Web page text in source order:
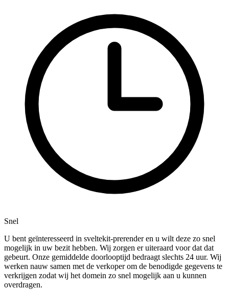
Snel
U bent geïnteresseerd in sveltekit-prerender en u wilt deze zo snel
mogelijk in uw bezit hebben. Wij zorgen er uiteraard voor dat dat
gebeurt. Onze gemiddelde doorlooptijd bedraagt slechts 24 uur. Wij
werken nauw samen met de verkoper om de benodigde gegevens te
verkrijgen zodat wij het domein zo snel mogelijk aan u kunnen
overdragen.